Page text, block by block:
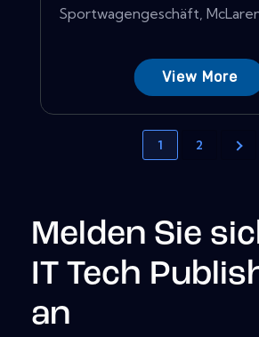
Sportwagengeschäft,
View More
1 2
Melden Sie
IT Tech
an